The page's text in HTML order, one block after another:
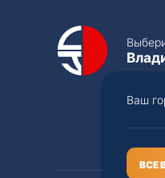
Ваш
ВСЕ